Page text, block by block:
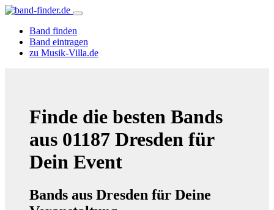
Band finden
Band eintragen
zu Musik-Villa.de
Finde die besten Bands
aus 01187 Dresden für
Dein Event
Bands aus Dresden für Deine